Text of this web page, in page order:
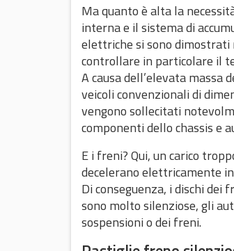
Ma quanto è alta la
interna e il sistema di
elettriche si sono dimostrati
controllare in particolare il
A causa dell’elevata
veicoli convenzionali di
vengono sollecitati
componenti dello chassis e
E i freni? Qui, un carico
decelerano elettricamente
Di conseguenza, i dischi
sono molto silenziose, gli
sospensioni o dei freni.